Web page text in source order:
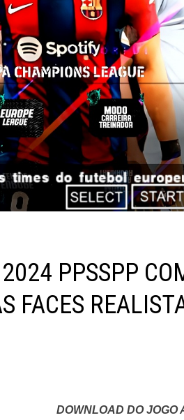
PPSSPP
FACES
DOWNLOAD DO JOGO